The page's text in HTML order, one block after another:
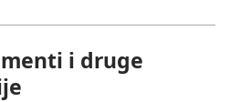
i druge